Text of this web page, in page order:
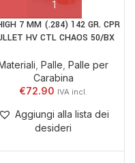
7 MM (.284) 142 GR. CPR
HV CTL CHAOS 50/BX
,Palle ,Palle per
Carabina
€72.90
Aggiungi alla lista dei
desideri